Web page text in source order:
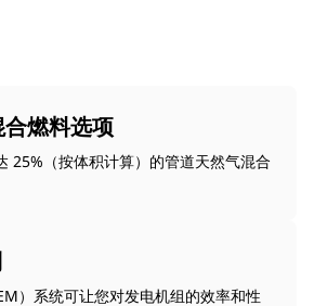
合燃料选项
25%（按体积计算）的管道天然气混合
）系统可让您对发电机组的效率和性